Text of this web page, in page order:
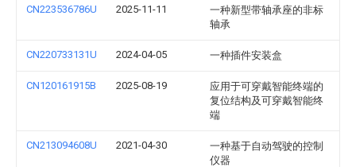
CN223536786U 2025-11-11
一种新型带轴承座的非标
轴承
CN220733131U 2024-04-05 一种插件安装盒
CN120161915B 2025-08-19
应用于可穿戴智能终端的
复位结构及可穿戴智能终
端
CN213094608U 2021-04-30
一种基于自动驾驶的控制
仪器